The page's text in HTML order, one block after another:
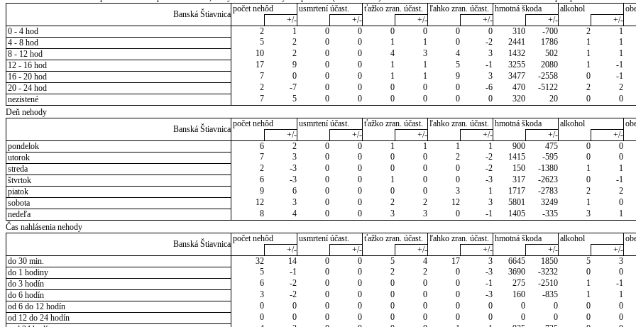
Banská Štiavnica
počet nehôd usmrtení účast. ťažko zran. účast. ľahko zran. účast. hmotná škoda alkohol
+/-
+/- +/- +/- +/- +/-
0 - 4 hod
2 1 0 0 0 0 0 0 310 -700 2 1
4 - 8 hod
5 2 0 0 1 1 0 -2 2441 1786 1 1
8 - 12 hod
10 2 0 0 4 3 4 3 1432 502 1 1
12 - 16 hod
17 9 0 0 1 1 5 -1 3255 2080 1 -1
16 - 20 hod
7 0 0 0 1 1 9 3 3477 -2558 0 -1
20 - 24 hod
2 -7 0 0 0 0 0 -6 470 -5122 2 2
nezistené
7 5 0 0 0 0 0 0 320 20 0 0
Deň nehody
Banská Štiavnica
počet nehôd usmrtení účast. ťažko zran. účast. ľahko zran. účast. hmotná škoda alkohol
+/-
+/- +/- +/- +/- +/-
pondelok
6 2 0 0 1 1 1 1 900 475 0 0
utorok
7 3 0 0 0 0 2 -2 1415 -595 0 0
streda
2 -3 0 0 0 0 0 -2 150 -1380 1 1
štvrtok
6 -3 0 0 1 0 0 -3 317 -2623 0 -1
piatok
9 6 0 0 0 0 3 1 1717 -2783 2 2
sobota
12 3 0 0 2 2 12 3 5801 3249 1 0
nedeľa
8 4 0 0 3 3 0 -1 1405 -335 3 1
Čas nahlásenia nehody
Banská Štiavnica
počet nehôd usmrtení účast. ťažko zran. účast. ľahko zran. účast. hmotná škoda alkohol
+/-
+/- +/- +/- +/- +/-
do 30 min.
32 14 0 0 5 4 17 3 6645 1850 5 3
do 1 hodiny
5 -1 0 0 2 2 0 -3 3690 -3232 0 0
do 3 hodín
6 -2 0 0 0 0 0 -1 275 -2510 1 -1
do 6 hodín
3 -2 0 0 0 0 0 -3 160 -835 1 1
od 6 do 12 hodín
0 0 0 0 0 0 0 0 0 0 0 0
od 12 do 24 hodín
0 0 0 0 0 0 0 0 0 0 0 0